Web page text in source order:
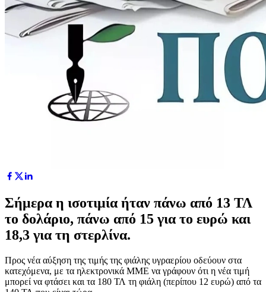
Σήμερα η ισοτιμία ήταν πάνω από 13 ΤΛ
το δολάριο, πάνω από 15 για το ευρώ και
18,3 για τη στερλίνα.
Προς νέα αύξηση της τιμής της φιάλης υγραερίου οδεύουν στα
κατεχόμενα, με τα ηλεκτρονικά ΜΜΕ να γράφουν ότι η νέα τιμή
μπορεί να φτάσει και τα 180 ΤΛ τη φιάλη (περίπου 12 ευρώ) από τα